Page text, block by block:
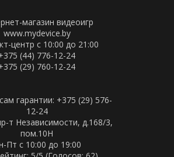
магазин видеоигр
www.mydevice.by
центр с 10:00 до 21:00
(44) 776-12-24
(29) 760-12-24
гарантии: +375 (29) 576-
12-24
т Независимости, д.168/3,
пом.10Н
Пт c 10:00 до 19:00